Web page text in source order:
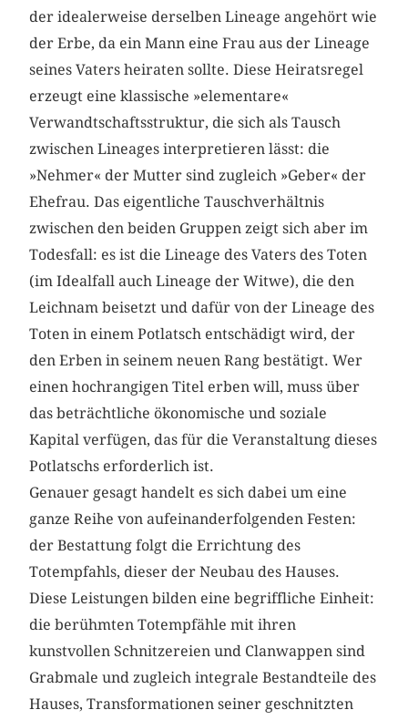
der idealerweise derselben Lineage angehört wie
der Erbe, da ein Mann eine Frau aus der Lineage
seines Vaters heiraten sollte. Diese Heiratsregel
erzeugt eine klassische »elementare«
Verwandtschaftsstruktur, die sich als Tausch
zwischen Lineages interpretieren lässt: die
»Nehmer« der Mutter sind zugleich »Geber« der
Ehefrau. Das eigentliche Tauschverhältnis
zwischen den beiden Gruppen zeigt sich aber im
Todesfall: es ist die Lineage des Vaters des Toten
(im Idealfall auch Lineage der Witwe), die den
Leichnam beisetzt und dafür von der Lineage des
Toten in einem Potlatsch entschädigt wird, der
den Erben in seinem neuen Rang bestätigt. Wer
einen hochrangigen Titel erben will, muss über
das beträchtliche ökonomische und soziale
Kapital verfügen, das für die Veranstaltung dieses
Potlatschs erforderlich ist.
Genauer gesagt handelt es sich dabei um eine
ganze Reihe von aufeinanderfolgenden Festen:
der Bestattung folgt die Errichtung des
Totempfahls, dieser der Neubau des Hauses.
Diese Leistungen bilden eine begriffliche Einheit:
die berühmten Totempfähle mit ihren
kunstvollen Schnitzereien und Clanwappen sind
Grabmale und zugleich integrale Bestandteile des
Hauses, Transformationen seiner geschnitzten